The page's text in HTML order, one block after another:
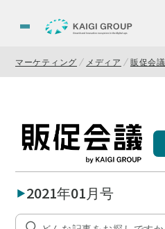
マーケティング メディア 販促会議
2021年01月号